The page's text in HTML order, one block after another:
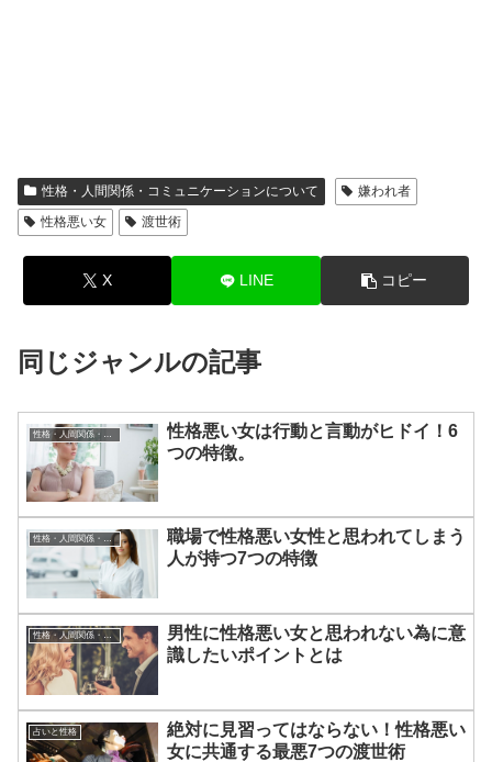
性格・人間関係・コミュニケーションについて
嫌われ者
性格悪い女
渡世術
X LINE コピー
同じジャンルの記事
性格悪い女は行動と言動がヒドイ！6
つの特徴。
性格・人間関係・コミュニケーションについて
職場で性格悪い女性と思われてしまう
人が持つ7つの特徴
性格・人間関係・コミュニケーションについて
男性に性格悪い女と思われない為に意
識したいポイントとは
占いと性格
絶対に見習ってはならない！性格悪い
女に共通する最悪7つの渡世術